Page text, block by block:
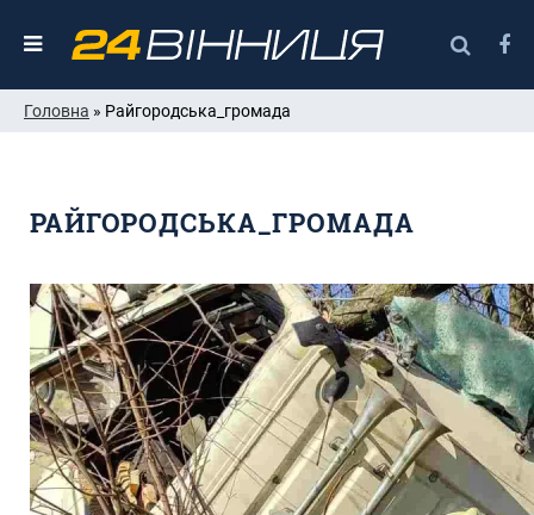
Головна » Райгородська_громада
РАЙГОРОДСЬКА_ГРОМАДА